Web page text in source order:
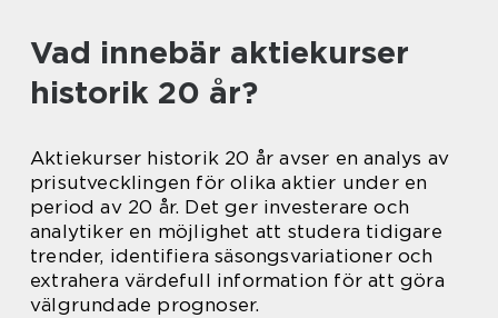
Vad innebär aktiekurser
historik 20 år?
Aktiekurser historik 20 år avser en analys av
prisutvecklingen för olika aktier under en
period av 20 år. Det ger investerare och
analytiker en möjlighet att studera tidigare
trender, identifiera säsongsvariationer och
extrahera värdefull information för att göra
välgrundade prognoser.